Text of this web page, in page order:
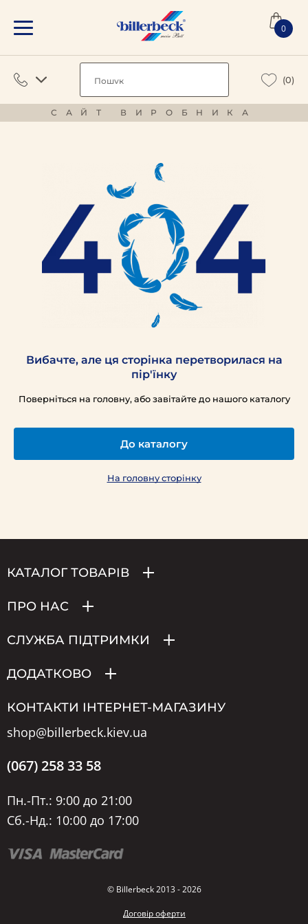
0
(0)
САЙТ ВИРОБНИКА
Вибачте, але ця сторінка перетворилася на
пір'їнку
Поверніться на головну, або завітайте до нашого каталогу
До каталогу
На головну сторінку
КАТАЛОГ ТОВАРІВ
ПРО НАС
СЛУЖБА ПІДТРИМКИ
ДОДАТКОВО
КОНТАКТИ ІНТЕРНЕТ-МАГАЗИНУ
shop@billerbeck.kiev.ua
(067) 258 33 58
Пн.-Пт.: 9:00 до 21:00
Сб.-Нд.: 10:00 до 17:00
© Billerbeck 2013 - 2026
Договір оферти